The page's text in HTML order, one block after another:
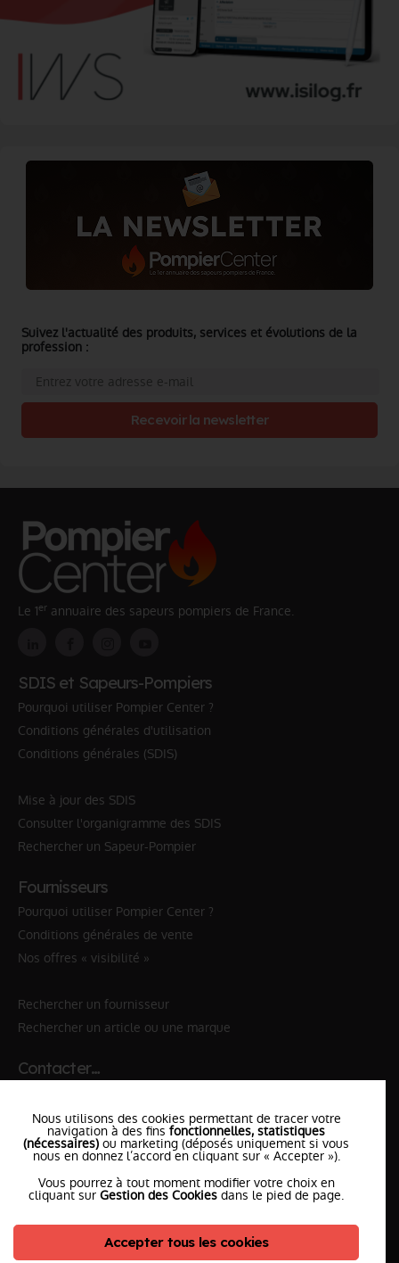
Suivez l'actualité des produits, services et évolutions de la
profession :
Recevoir la newsletter
Le 1er annuaire des sapeurs pompiers de France.
SDIS et Sapeurs-Pompiers
Pourquoi utiliser Pompier Center ?
Conditions générales d'utilisation
Conditions générales (SDIS)
Mise à jour des SDIS
Consulter l'organigramme des SDIS
Rechercher un Sapeur-Pompier
Fournisseurs
Pourquoi utiliser Pompier Center ?
Conditions générales de vente
Nos offres « visibilité »
Rechercher un fournisseur
Rechercher un article ou une marque
Contacter…
✆ 18№National Sapeurs-Pompiers
le SDISle plus proche
l'équipePompierCenter
Nous utilisons des cookies permettant de tracer votre
navigation à des fins fonctionnelles, statistiques
(nécessaires) ou marketing (déposés uniquement si vous
nous en donnez l’accord en cliquant sur « Accepter »).
Vous pourrez à tout moment modifier votre choix en
cliquant sur Gestion des Cookies dans le pied de page.
Accepter tous les cookies